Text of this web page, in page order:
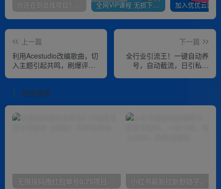
你还在到处找项目？还在当韭菜？我靠卖项目一个月收入5万+，曾经我也是个失败者。 全网VIP课程 无损下载~
上一篇
利用Acestudio改编歌曲，切
入主题引起共鸣，刷爆评论
下一篇
全行业引流王！一键自动养
号，自动截流，日引私域
相关推荐
无限接码撸红包单号0.75项目无偿分享给你【揭秘】